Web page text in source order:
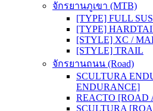
จักรยานภูเขา (MTB)
[TYPE] FULL
[TYPE]
[STYLE] XC /
[STYLE] TRAIL
จักรยานถนน (Road)
SCULTURA
ENDURANCE]
REACTO [ROAD
SCULTURA